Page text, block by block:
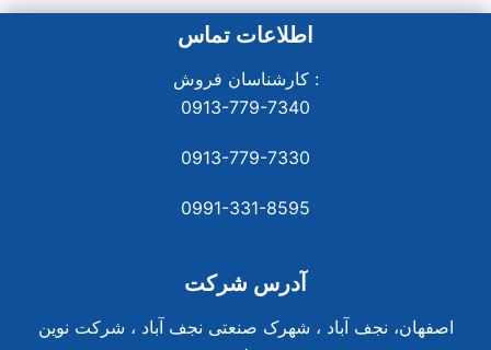
اطلاعات تماس
کارشناسان فروش :
0913-779-7340
0913-779-7330
0991-331-8595
آدرس شرکت
اصفهان، نجف آباد ، شهرک صنعتی نجف آباد ، شرکت نوین